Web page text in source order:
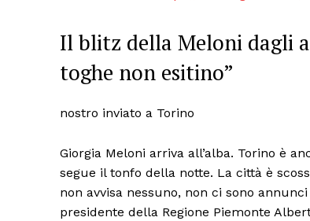
Il blitz della Meloni dagli
toghe non esitino”
nostro inviato a Torino
Giorgia Meloni arriva all’alba. Torino è
segue il tonfo della notte. La città è
non avvisa nessuno, non ci sono
presidente della Regione Piemonte